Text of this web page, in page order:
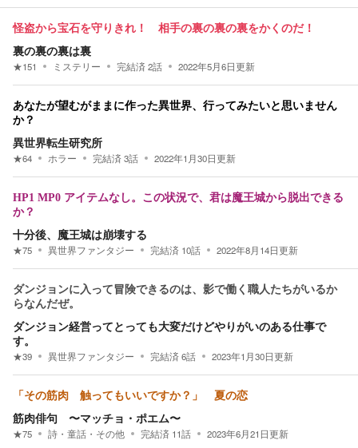
怪盗から宝石を守りきれ！ 相手の裏の裏の裏をかくのだ！
裏の裏の裏は裏
★151 ミステリー 完結済2話 2022年5月6日更新
あなたが望むがままに作った異世界、行ってみたいと思いません
か？
異世界転生研究所
★64 ホラー 完結済3話 2022年1月30日更新
HP1 MP0 アイテムなし。この状況で、君は魔王城から脱出できる
か？
十分後、魔王城は崩壊する
★75 異世界ファンタジー 完結済 10話 2022年8月14日更新
ダンジョンに入って冒険できるのは、影で働く職人たちがいるか
らなんだぜ。
ダンジョン経営ってとっても大変だけどやりがいのある仕事で
す。
★39 異世界ファンタジー 完結済6話 2023年1月30日更新
「その筋肉 触ってもいいですか？」 夏の恋
筋肉俳句 〜マッチョ・ポエム〜
★75 詩・童話・その他 完結済 11話 2023年6月21日更新